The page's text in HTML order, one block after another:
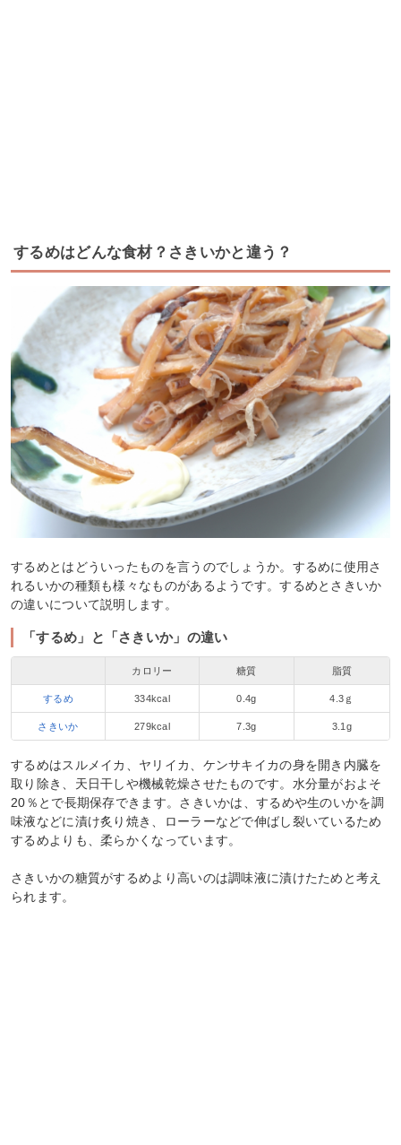
するめはどんな食材？さきいかと違う？
するめとはどういったものを言うのでしょうか。するめに使用さ
れるいかの種類も様々なものがあるようです。するめとさきいか
の違いについて説明します。
「するめ」と「さきいか」の違い
カロリー 糖質 脂質
するめ 334kcal 0.4g 4.3ｇ
さきいか 279kcal 7.3g 3.1g
するめはスルメイカ、ヤリイカ、ケンサキイカの身を開き内臓を
取り除き、天日干しや機械乾燥させたものです。水分量がおよそ
20％とで長期保存できます。さきいかは、するめや生のいかを調
味液などに漬け炙り焼き、ローラーなどで伸ばし裂いているため
するめよりも、柔らかくなっています。
さきいかの糖質がするめより高いのは調味液に漬けたためと考え
られます。